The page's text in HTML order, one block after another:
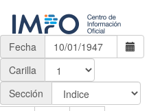
Fecha
Carilla
Sección